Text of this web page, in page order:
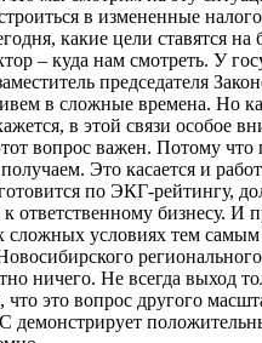
в измененные
какие цели ставятся на
– куда нам смотреть. У
председателя
в сложные времена. Но
в этой связи особое
вопрос важен. Потому
Это касается и
по ЭКГ-рейтингу,
бизнесу. И
условиях тем
ничего. Не всегда
это вопрос другого